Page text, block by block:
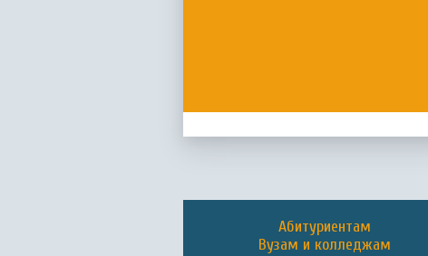
Абитуриентам
Вузам и колледжам